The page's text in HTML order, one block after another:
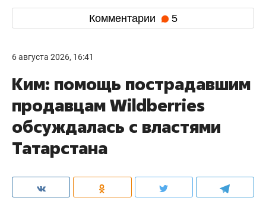
Комментарии 5
6 августа 2026, 16:41
Ким: помощь пострадавшим
продавцам Wildberries
обсуждалась с властями
Татарстана